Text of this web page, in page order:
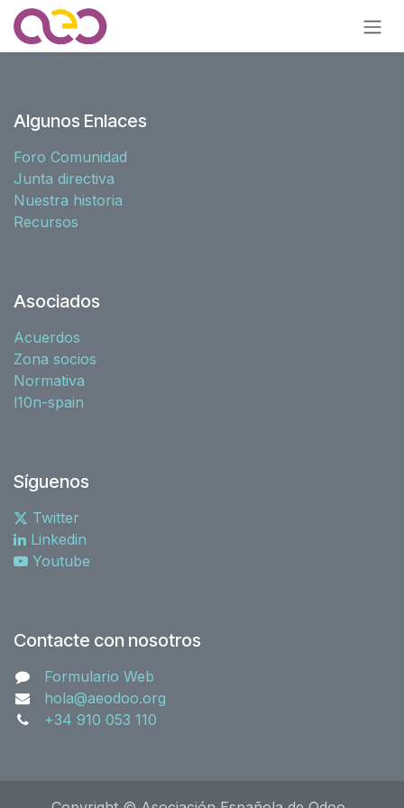
Ir al contenido
Algunos Enlaces
Foro Comunidad
Junta directiva
Nuestra historia
Recursos
Asociados
Acuerdos
Zona socios
Normativa
l10n-spain
Síguenos
Twitter
Linkedin
Youtube
Contacte con nosotros
Formulario Web
hola@aeodoo.org
+34 910 053 110